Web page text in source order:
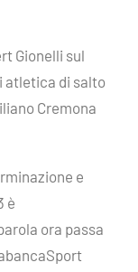
Gionelli sul
atletica di salto
Cremona
e
è
ora passa